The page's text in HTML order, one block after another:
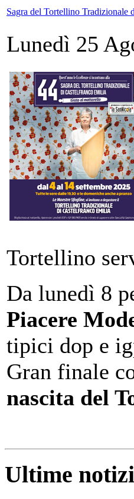
Sagra del Tortellino Tradizionale
Lunedì 25
Tortellino
Da lunedì 8
Piacere
tipici dop e
Gran finale
nascita del
Ultime